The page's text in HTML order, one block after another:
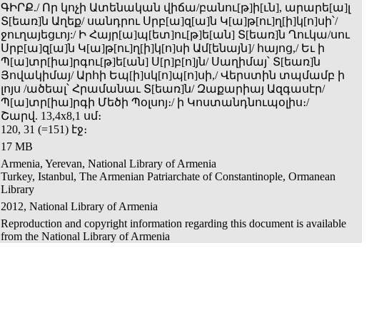
ԳԻՐՔ./ Որ կոչի Ատենական վիճա/բանու[թ]ի[ւն], արարե[ա]լ
Տ[եառ]ն Աղեք/ սանդրու Սրբ[ա]զ[ա]ն Կ[ա]թ[ու]ղ[ի]կ[ո]սի՝/
ջուղայեցւոյ:/ Ի Հայր[ա]պ[ետ]ու[թ]ե[ան] Տ[եառ]ն Ղուկա/սու
Սրբ[ա]զ[ա]ն Կ[ա]թ[ու]ղ[ի]կ[ո]սի Ամ[ենայն]/ հայոց,/ Եւ ի
Պ[ա]տր[իա]րգու[թ]ե[ան] Ս[ր]բ[ո]յն/ Սաղիմայ՝ Տ[եառ]ն
Յովակիմայ/ Արհի Եպ[ի]սկ[ո]պ[ո]սի,/ Վերստին տպմամբ ի
լոյս /ածեալ՝ Հրամանաւ Տ[եառ]ն/ Զաքարիայ Ազգասէր/
Պ[ա]տր[իա]րգի Մեծի Պօլսոյ։/ ի Կոստանդնուպօլիս։/
Շարվ. 13,4x8,1 սմ։
120, 31 (=151) էջ։
17 MB
Armenia, Yerevan, National Library of Armenia
Turkey, Istanbul, The Armenian Patriarchate of Constantinople, Ormanean
Library
2012, National Library of Armenia
Reproduction and copyright information regarding this document is available
from the National Library of Armenia